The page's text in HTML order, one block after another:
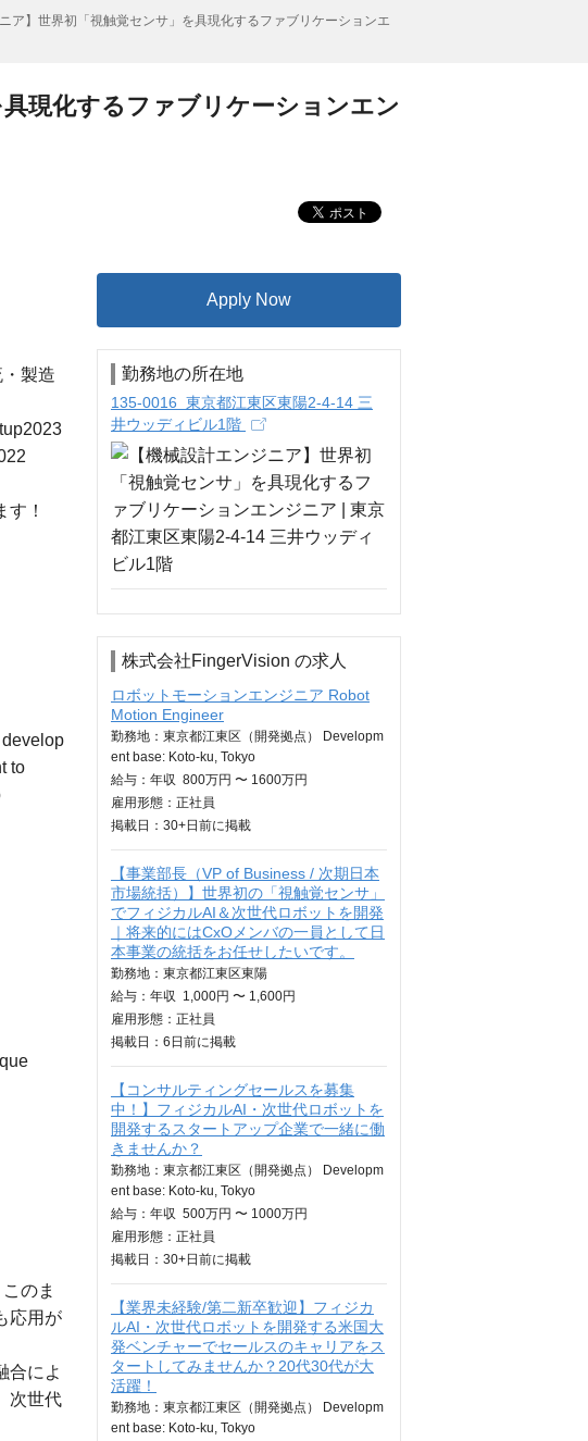
ニア】世界初「視触覚センサ」を具現化するファブリケーションエ
現化するファブリケーションエン
製造
！
develop
to
のま
応用が
合によ
次世代
Apply Now
勤務地の所在地
135-0016 東京都江東区東陽2-4-14 三
井ウッディビル1階
株式会社FingerVision の求人
ロボットモーションエンジニア Robot
Motion Engineer
勤務地：東京都江東区（開発拠点） Developm
ent base: Koto-ku, Tokyo
給与： 年収 800万円 〜 1600万円
雇用形態：正社員
掲載日： 30+日 前に掲載
【事業部長（VP of Business / 次期日本
市場統括）】世界初の「視触覚センサ」
でフィジカルAI＆次世代ロボットを開発
｜将来的にはCxOメンバの一員として日
本事業の統括をお任せしたいです。
勤務地：東京都江東区東陽
給与： 年収 1,000円 〜 1,600円
雇用形態：正社員
掲載日： 6日 前に掲載
【コンサルティングセールスを募集
中！】フィジカルAI・次世代ロボットを
開発するスタートアップ企業で一緒に働
きませんか？
勤務地：東京都江東区（開発拠点） Developm
ent base: Koto-ku, Tokyo
給与： 年収 500万円 〜 1000万円
雇用形態：正社員
掲載日： 30+日 前に掲載
【業界未経験/第二新卒歓迎】フィジカ
ルAI・次世代ロボットを開発する米国大
発ベンチャーでセールスのキャリアをス
タートしてみませんか？20代30代が大
活躍！
勤務地：東京都江東区（開発拠点） Developm
ent base: Koto-ku, Tokyo